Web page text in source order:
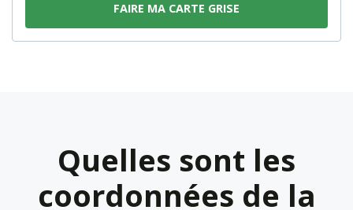
FAIRE MA CARTE GRISE
Quelles sont les
coordonnées de la